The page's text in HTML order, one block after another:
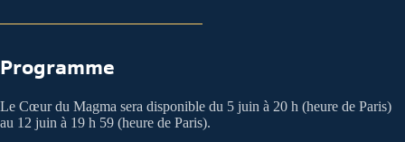
Programme
Le Cœur du Magma sera disponible du 5 juin à 20 h (heure de Paris)
au 12 juin à 19 h 59 (heure de Paris).